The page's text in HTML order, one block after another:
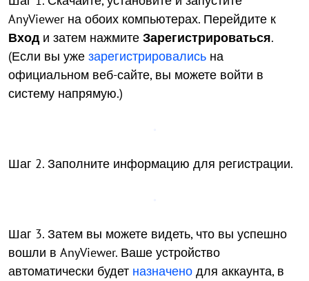
AnyViewer на обоих компьютерах. Перейдите к
Входи затем нажмите Зарегистрироваться.
(Если вы уже зарегистрировались на
официальном веб-сайте, вы можете войти в
систему напрямую.)
Шаг 2. Заполните информацию для регистрации.
Шаг 3. Затем вы можете видеть, что вы успешно
вошли в AnyViewer. Ваше устройство
автоматически будет назначено для аккаунта, в